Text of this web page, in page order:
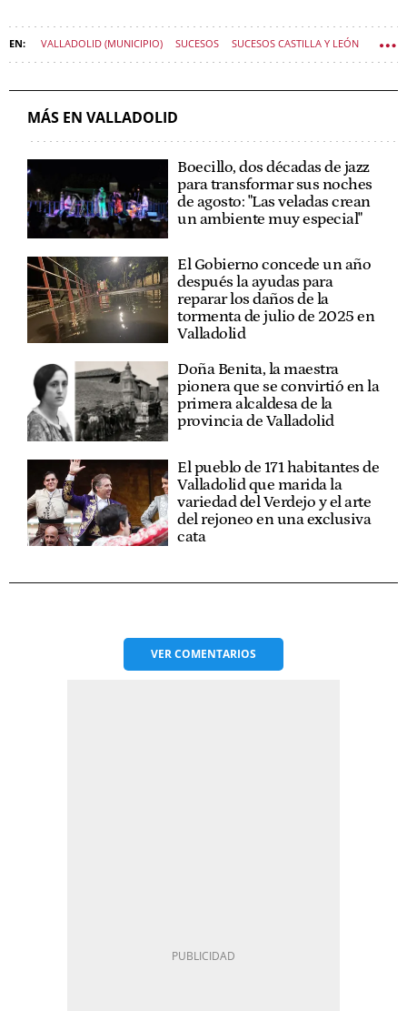
VALLADOLID (MUNICIPIO) SUCESOS SUCESOS CASTILLA Y LEÓN
MÁS EN VALLADOLID
Boecillo, dos décadas de jazz
para transformar sus noches
de agosto: "Las veladas crean
un ambiente muy especial"
El Gobierno concede un año
después la ayudas para
reparar los daños de la
tormenta de julio de 2025 en
Valladolid
Doña Benita, la maestra
pionera que se convirtió en la
primera alcaldesa de la
provincia de Valladolid
El pueblo de 171 habitantes de
Valladolid que marida la
variedad del Verdejo y el arte
del rejoneo en una exclusiva
cata
VERCOMENTARIOS